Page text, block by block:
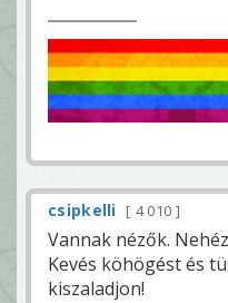
csipkelli 4 010
Vannak nézők.
Kevés köhögést és
kiszaladjon!